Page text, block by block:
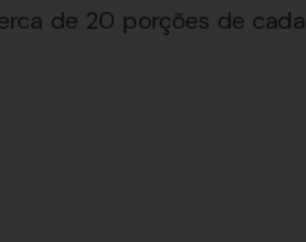
de 20 porções de cada